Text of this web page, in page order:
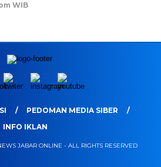
WIB
PEDOMAN MEDIA SIBER
INFO IKLAN
JABAR ONLINE - ALL RIGHTS RESERVED